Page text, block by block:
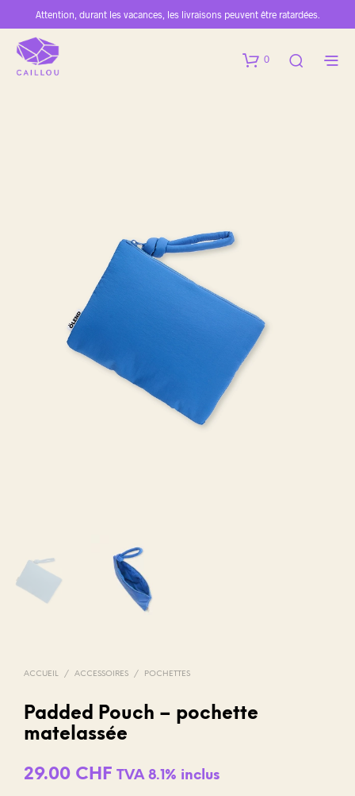
Attention, durant les vacances, les livraisons peuvent être ratardées.
0
ACCUEIL / ACCESSOIRES / POCHETTES
Padded Pouch – pochette
matelassée
29.00 CHF TVA 8.1% inclus